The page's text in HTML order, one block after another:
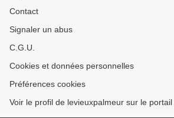
Contact
Signaler un abus
C.G.U.
Cookies et données personnelles
Préférences cookies
Voir le profil de levieuxpalmeur sur le